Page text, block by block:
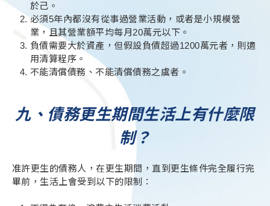
於己。
必須5年內都沒有從事過營業活動，或者是小規模營
業，且其營業額平均每月20萬元以下。
負債需要大於資產，但假設負債超過1200萬元者，則適
用清算程序。
不能清償債務、不能清償債務之虞者。
九、債務更生期間生活上有什麼限
制？
准許更生的債務人，在更生期間，直到更生條件完全履行完
畢前，生活上會受到以下的限制：